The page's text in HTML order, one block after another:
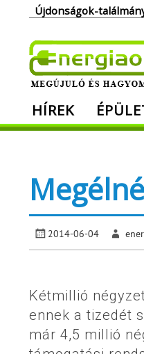
Újdonságok-
Megújuló és
HÍREK
2014-06-04
Kétmillió
ennek a tizedét
már 4,5 millió